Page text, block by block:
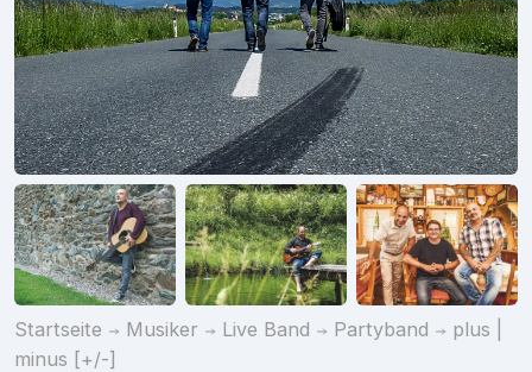
Startseite Musiker Live Band Partyband
plus |
minus [+/-]